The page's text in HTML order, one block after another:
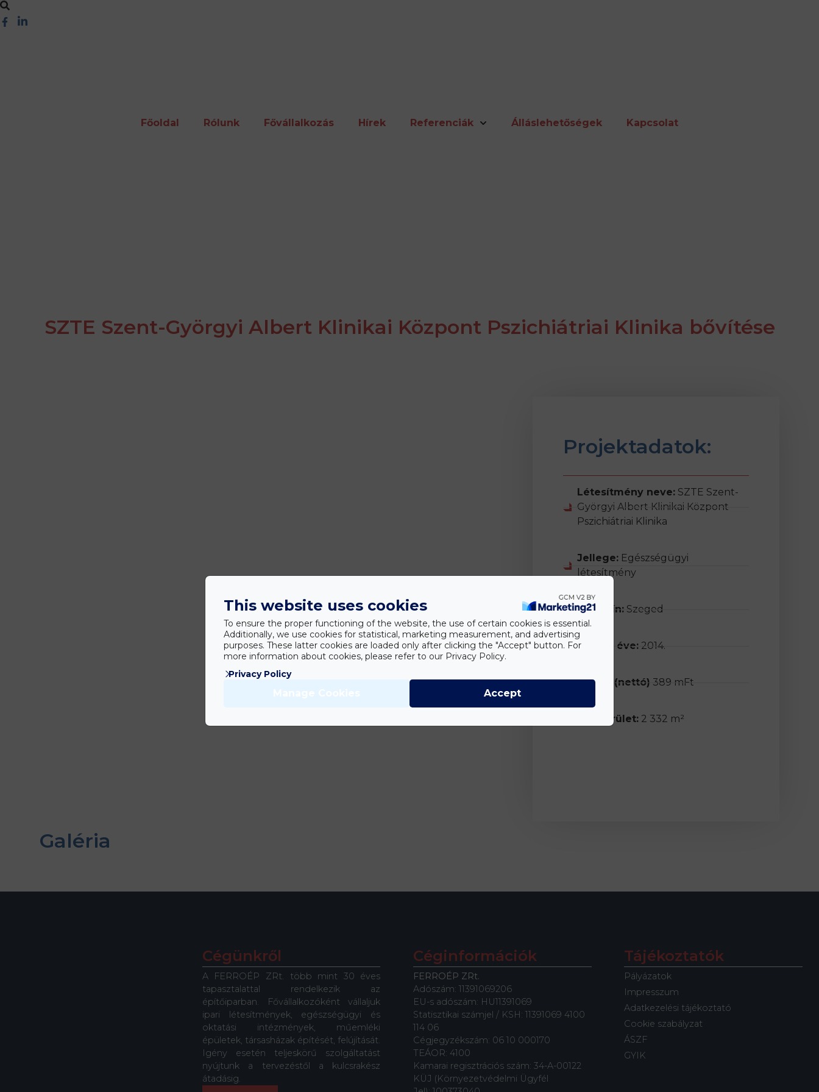
Főoldal Rólunk Fővállalkozás Hírek Referenciák Álláslehetőségek Kapcsolat
SZTE Szent-Györgyi Albert Klinikai Központ Pszichiátriai Klinika bővítése
Projektadatok:
Létesítmény neve:SZTE Szent-
Györgyi Albert Klinikai Központ
Pszichiátriai Klinika
Jellege:Egészségügyi
létesítmény
Helyszín:Szeged
Átadás éve:2014.
Értéke (nettó) 389 mFt
Alapterület:2 332 m²
Galéria
Cégünkről
A FERROÉP ZRt. több mint 30 éves
tapasztalattal rendelkezik az
építőiparban. Fővállalkozóként vállaljuk
ipari létesítmények, egészségügyi és
oktatási intézmények, műemléki
épületek, társasházak építését, felújítását.
Igény esetén teljeskörű szolgáltatást
nyújtunk a tervezéstől a kulcsrakész
átadásig.
Céginformációk
FERROÉP ZRt.
Adószám: 11391069206
EU-s adószám: HU11391069
Statisztikai számjel / KSH: 11391069 4100
114 06
Cégjegyzékszám: 06 10 000170
TEÁOR: 4100
Kamarai regisztrációs szám: 34-A-00122
KÜJ (Környezetvédelmi Ügyfél
Tájékoztatók
Pályázatok
Impresszum
Adatkezelési tájékoztató
Cookie szabályzat
ÁSZF
GYIK
This website uses cookies
To ensure the proper functioning of the website, the use of certain cookies is essential.
Additionally, we use cookies for statistical, marketing measurement, and advertising
purposes. These latter cookies are loaded only after clicking the "Accept" button. For
more information about cookies, please refer to our Privacy Policy.
Privacy Policy
Manage Cookies Accept